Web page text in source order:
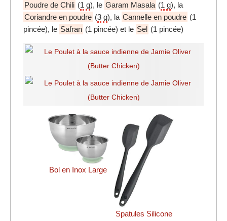
Poudre de Chili (1 g), le Garam Masala (1 g), la
Coriandre en poudre (3 g), la Cannelle en poudre (1
pincée), le Safran (1 pincée) et le Sel (1 pincée)
Bol en Inox Large
Spatules Silicone